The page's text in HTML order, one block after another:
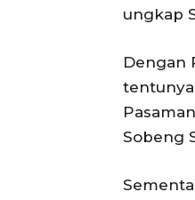
ungkap
Dengan
Sobeng